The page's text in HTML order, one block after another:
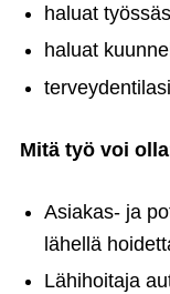
haluat
haluat
Mitä työ voi
Asiakas- ja
lähellä
Lähihoitaja